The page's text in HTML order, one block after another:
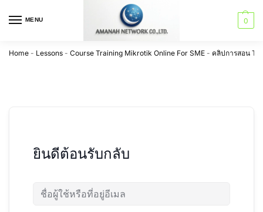
MENU 0
Home - Lessons - Course Training Mikrotik Online For SME - คลิปการสอน
ยินดีต้อนรับกลับ